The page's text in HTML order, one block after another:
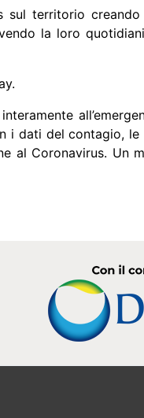
sul territorio
la loro
i dati del contagio,
al Coronavirus. Un